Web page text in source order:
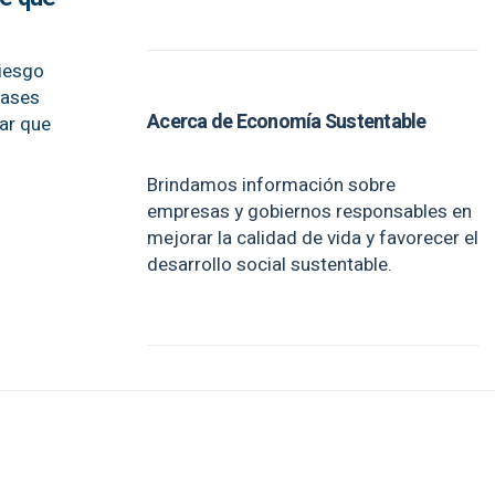
que
Acerca de Economía Sustentable
Brindamos información sobre
empresas y gobiernos responsables en
mejorar la calidad de vida y favorecer el
desarrollo social sustentable.